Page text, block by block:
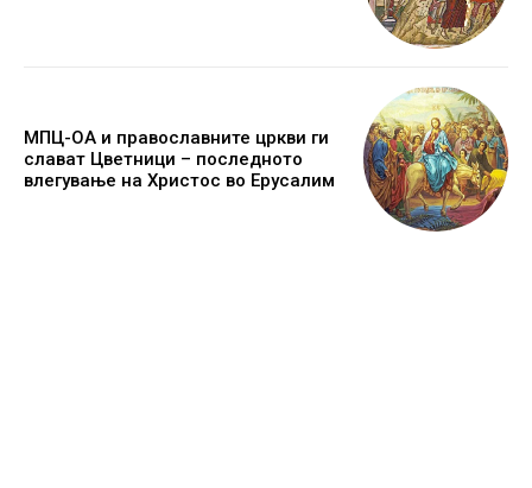
МПЦ-ОА и православните цркви ги
слават Цветници – последното
влегување на Христос во Ерусалим